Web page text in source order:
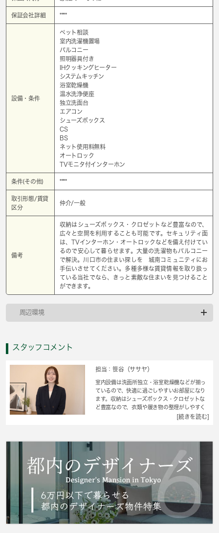
保証会社詳細 ****
設備・条件
ペット相談
室内洗濯機置場
バルコニー
照明器具付き
IHクッキングヒーター
システムキッチン
浴室乾燥機
温水洗浄便座
独立洗面台
エアコン
シューズボックス
CS
BS
ネット使用料無料
オートロック
TVモニタ付インターホン
条件(その他) ****
取引形態/賃貸
区分
仲介/一般
備考
収納はシューズボックス・クロゼットなど豊富なので、
広々と空間を利用することも可能です。セキュリティ面
は、TVインターホン・オートロックなどを備え付けてい
るので安心して暮らせます。大量の洗濯物もバルコニー
で解決。川口市の住まい探しを 城南コミュニティにお
手伝いさせてください。多種多様な賃貸情報を取り扱っ
ている当社でなら、きっと素敵な住まいを見つけること
ができます。
周辺環境
スタッフコメント
担当：笹谷（ササヤ）
室内設備は洗面所独立・浴室乾燥機などが揃っ
ているので、快適に過ごしやすいお部屋になり
ます。収納はシューズボックス・クロゼットな
ど豊富なので、衣類や履き物の整理がしやすく
便利です。セキュリティ面は、TVインターホ
でしょうか。暑い夏も寒い冬も、このエアコン
ただけます。こちらの物件はマンションです。
川口市で新たな生活を始めるなら、埼玉高速鉄
道戸塚安行近くはいかがでしょうか？住まい探
しは、 城南コミュニティにお任せ下さい。
[続きを読む]